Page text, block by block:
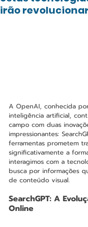
irão
A OpenAI, conhecida
inteligência artificial,
campo com duas
impressionantes:
ferramentas prometem
significativamente a
interagimos com a
busca por informações
de conteúdo visual.
SearchGPT: A
Online